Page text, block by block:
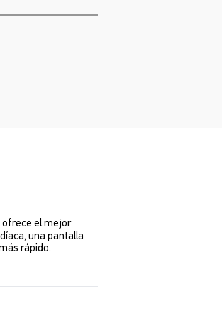
ofrece el mejor
una pantalla
rápido.